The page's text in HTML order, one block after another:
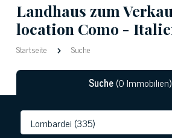
Landhaus zum
location Como -
Startseite Suche
Suche(0 Immobilien)